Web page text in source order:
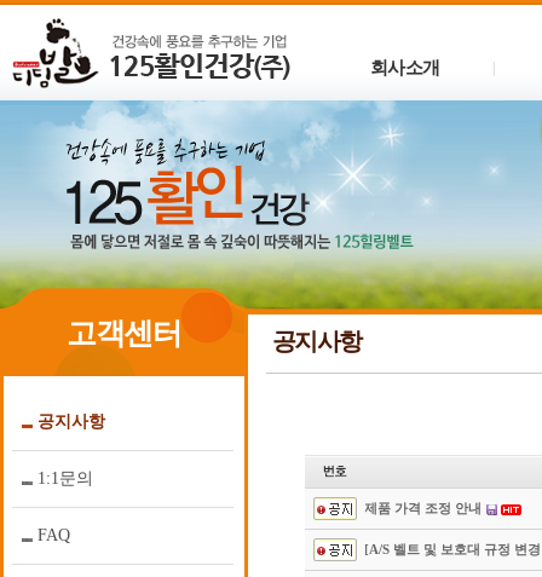
회사소개
고객센터
공지사항
1:1문의
FAQ
공지사항
제품 가격 조정 안내
[A/S 벨트 및 보호대 규정 변